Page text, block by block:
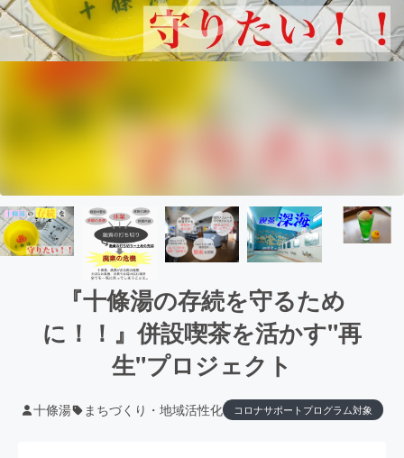
『十條湯の存続を守るため
に！！』併設喫茶を活かす"再
生"プロジェクト
十條湯 まちづくり・地域活性化 コロナサポートプログラム対象